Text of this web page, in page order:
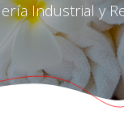
Industrial y